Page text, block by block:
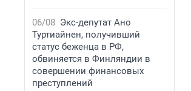
06/08 Экс-депутат Ано
Туртиайнен, получивший
статус беженца в РФ,
обвиняется в Финляндии в
совершении финансовых
преступлений